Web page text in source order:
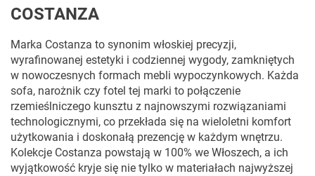
COSTANZA
Marka Costanza to synonim włoskiej precyzji,
wyrafinowanej estetyki i codziennej wygody, zamkniętych
w nowoczesnych formach mebli wypoczynkowych. Każda
sofa, narożnik czy fotel tej marki to połączenie
rzemieślniczego kunsztu z najnowszymi rozwiązaniami
technologicznymi, co przekłada się na wieloletni komfort
użytkowania i doskonałą prezencję w każdym wnętrzu.
Kolekcje Costanza powstają w 100% we Włoszech, a ich
wyjątkowość kryje się nie tylko w materiałach najwyższej